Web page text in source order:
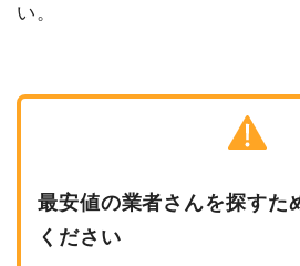
い。
最安値の業者さんを探すた
ください